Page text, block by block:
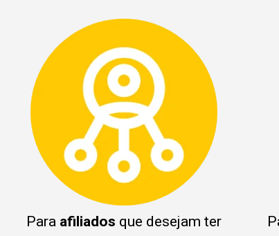
Para afiliados que desejam ter